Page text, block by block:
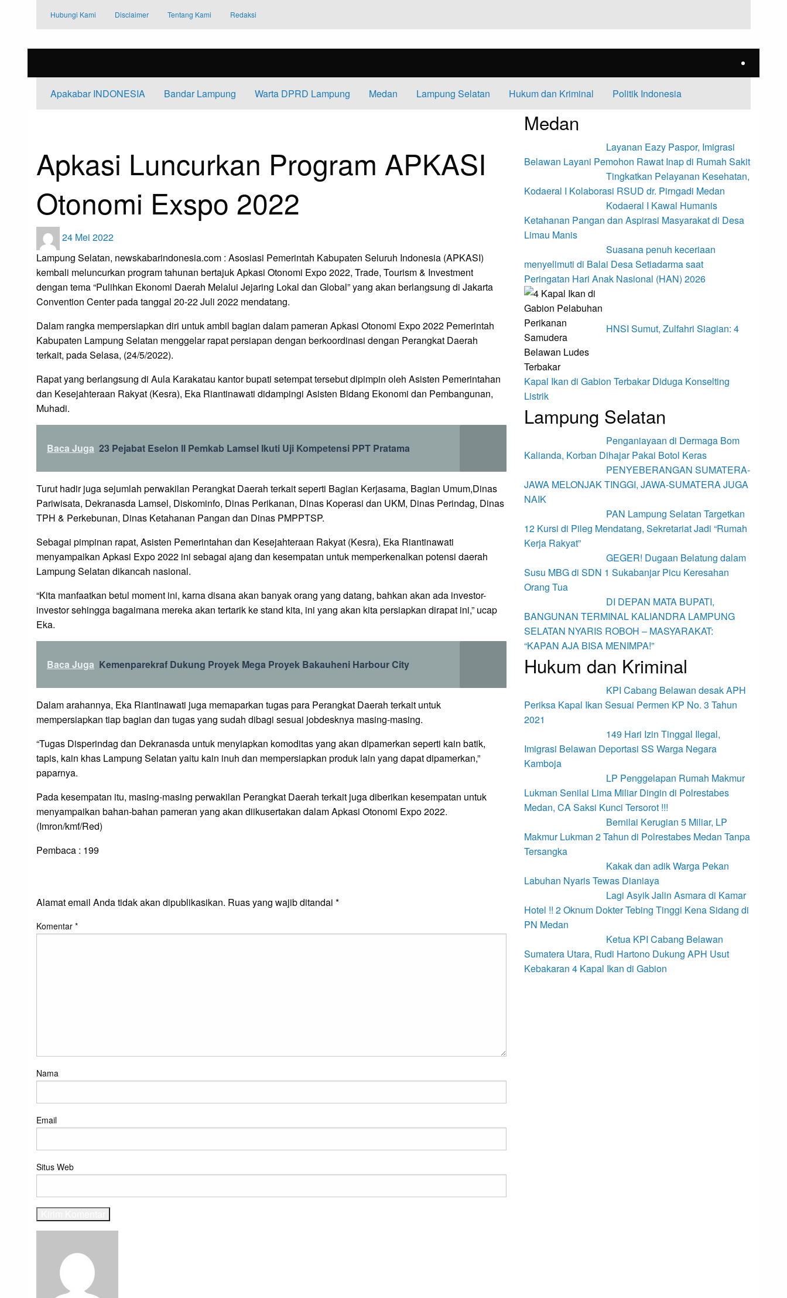
Hubungi Kami Disclaimer Tentang Kami Redaksi
Apakabar INDONESIA Bandar Lampung Warta DPRD Lampung Medan Lampung Selatan Hukum dan Kriminal Politik Indonesia
Apkasi Luncurkan Program APKASI
Otonomi Exspo 2022
Posted
24 Mei 2022
Lampung Selatan, newskabarindonesia.com : Asosiasi Pemerintah Kabupaten Seluruh Indonesia (APKASI)
kembali meluncurkan program tahunan bertajuk Apkasi Otonomi Expo 2022, Trade, Tourism & Investment
dengan tema “Pulihkan Ekonomi Daerah Melalui Jejaring Lokal dan Global” yang akan berlangsung di Jakarta
Convention Center pada tanggal 20-22 Juli 2022 mendatang.
Dalam rangka mempersiapkan diri untuk ambil bagian dalam pameran Apkasi Otonomi Expo 2022 Pemerintah
Kabupaten Lampung Selatan menggelar rapat persiapan dengan berkoordinasi dengan Perangkat Daerah
terkait, pada Selasa, (24/5/2022).
Rapat yang berlangsung di Aula Karakatau kantor bupati setempat tersebut dipimpin oleh Asisten Pemerintahan
dan Kesejahteraan Rakyat (Kesra), Eka Riantinawati didampingi Asisten Bidang Ekonomi dan Pembangunan,
Muhadi.
Baca Juga 23 Pejabat Eselon II Pemkab Lamsel Ikuti Uji Kompetensi PPT Pratama
Turut hadir juga sejumlah perwakilan Perangkat Daerah terkait seperti Bagian Kerjasama, Bagian Umum,Dinas
Pariwisata, Dekranasda Lamsel, Diskominfo, Dinas Perikanan, Dinas Koperasi dan UKM, Dinas Perindag, Dinas
TPH & Perkebunan, Dinas Ketahanan Pangan dan Dinas PMPPTSP.
Sebagai pimpinan rapat, Asisten Pemerintahan dan Kesejahteraan Rakyat (Kesra), Eka Riantinawati
menyampaikan Apkasi Expo 2022 ini sebagai ajang dan kesempatan untuk memperkenalkan potensi daerah
Lampung Selatan dikancah nasional.
“Kita manfaatkan betul moment ini, karna disana akan banyak orang yang datang, bahkan akan ada investor-
investor sehingga bagaimana mereka akan tertarik ke stand kita, ini yang akan kita persiapkan dirapat ini,” ucap
Eka.
Baca Juga Kemenparekraf Dukung Proyek Mega Proyek Bakauheni Harbour City
Dalam arahannya, Eka Riantinawati juga memaparkan tugas para Perangkat Daerah terkait untuk
mempersiapkan tiap bagian dan tugas yang sudah dibagi sesuai jobdesknya masing-masing.
“Tugas Disperindag dan Dekranasda untuk menyiapkan komoditas yang akan dipamerkan seperti kain batik,
tapis, kain khas Lampung Selatan yaitu kain inuh dan mempersiapkan produk lain yang dapat dipamerkan,”
paparnya.
Pada kesempatan itu, masing-masing perwakilan Perangkat Daerah terkait juga diberikan kesempatan untuk
menyampaikan bahan-bahan pameran yang akan diikusertakan dalam Apkasi Otonomi Expo 2022.
(Imron/kmf/Red)
Pembaca : 199
Alamat email Anda tidak akan dipublikasikan. Ruas yang wajib ditandai *
Komentar *
Nama
Email
Situs Web
Medan
Layanan Eazy Paspor, Imigrasi
Belawan Layani Pemohon Rawat Inap di Rumah Sakit
Tingkatkan Pelayanan Kesehatan,
Kodaeral I Kolaborasi RSUD dr. Pirngadi Medan‎
Kodaeral I Kawal Humanis
Ketahanan Pangan dan Aspirasi Masyarakat di Desa
Limau Manis
Suasana penuh keceriaan
menyelimuti di Balai Desa Setiadarma saat
Peringatan Hari Anak Nasional (HAN) 2026
HNSI Sumut, Zulfahri Siagian: 4
Kapal Ikan di Gabion Terbakar Diduga Konselting
Listrik
Lampung Selatan
Penganiayaan di Dermaga Bom
Kalianda, Korban Dihajar Pakai Botol Keras
PENYEBERANGAN SUMATERA-
JAWA MELONJAK TINGGI, JAWA-SUMATERA JUGA
NAIK
PAN Lampung Selatan Targetkan
12 Kursi di Pileg Mendatang, Sekretariat Jadi “Rumah
Kerja Rakyat”
GEGER! Dugaan Belatung dalam
Susu MBG di SDN 1 Sukabanjar Picu Keresahan
Orang Tua
DI DEPAN MATA BUPATI,
BANGUNAN TERMINAL KALIANDRA LAMPUNG
SELATAN NYARIS ROBOH – MASYARAKAT:
“KAPAN AJA BISA MENIMPA!”
Hukum dan Kriminal
KPI Cabang Belawan desak APH
Periksa Kapal Ikan Sesuai Permen KP No. 3 Tahun
2021
149 Hari Izin Tinggal Ilegal,
Imigrasi Belawan Deportasi SS Warga Negara
Kamboja
LP Penggelapan Rumah Makmur
Lukman Senilai Lima Miliar Dingin di Polrestabes
Medan, CA Saksi Kunci Tersorot !!!
Bernilai Kerugian 5 Miliar, LP
Makmur Lukman 2 Tahun di Polrestabes Medan Tanpa
Tersangka
Kakak dan adik Warga Pekan
Labuhan Nyaris Tewas Dianiaya
Lagi Asyik Jalin Asmara di Kamar
Hotel !! 2 Oknum Dokter Tebing Tinggi Kena Sidang di
PN Medan
Ketua KPI Cabang Belawan
Sumatera Utara, Rudi Hartono Dukung APH Usut
Kebakaran 4 Kapal Ikan di Gabion